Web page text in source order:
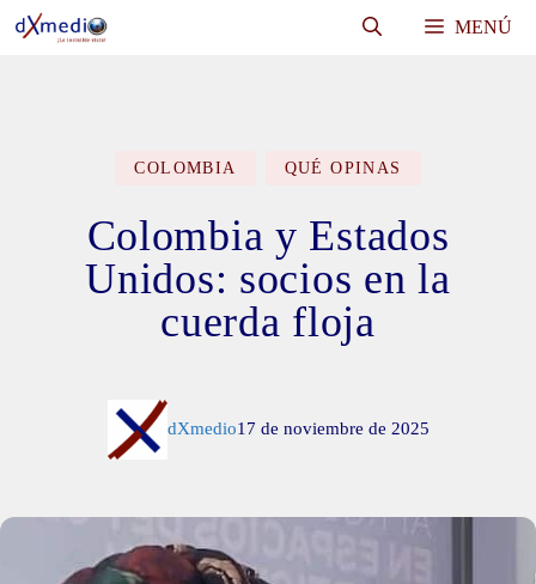
Saltar
MENÚ
COLOMBIA QUÉ OPINAS
Colombia y Estados
Unidos: socios en la
cuerda floja
dXmedio17 de noviembre de 2025